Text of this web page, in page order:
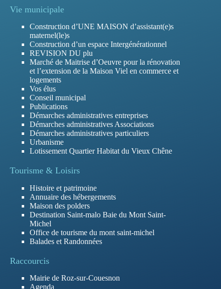
Vie municipale
Construction d’UNE MAISON d’assistant(e)s
maternel(le)s
Construction d’un espace Intergénérationnel
REVISION DU plu
Marché de Maitrise d’Oeuvre pour la rénovation
et l’extension de la Maison Viel en commerce et
logements
Vos élus
Conseil municipal
Publications
Démarches administratives entreprises
Démarches administratives Associations
Démarches administratives particuliers
Urbanisme
Lotissement Quartier Habitat du Vieux Chêne
Tourisme & Loisirs
Histoire et patrimoine
Annuaire des hébergements
Maison des polders
Destination Saint-malo Baie du Mont Saint-
Michel
Office de tourisme du mont saint-michel
Balades et Randonnées
Raccourcis
Mairie de Roz-sur-Couesnon
Agenda